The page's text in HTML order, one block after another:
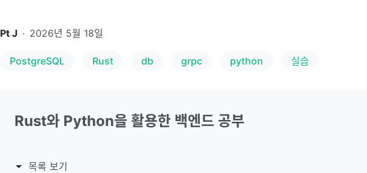
Pt J · 2026년 5월 18일
PostgreSQL Rust db grpc python 실습
Rust와 Python을 활용한 백엔드 공부
목록 보기